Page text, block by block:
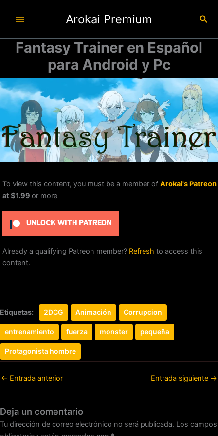
Arokai Premium
Fantasy Trainer en Español
para Android y Pc
To view this content, you must be a member of Arokai's Patreon
at $1.99 or more
UNLOCK WITH PATREON
Already a qualifying Patreon member? Refresh to access this
content.
Etiquetas: 2DCG Animación Corrupcion
entrenamiento fuerza monster pequeña
Protagonista hombre
← Entrada anterior Entrada siguiente →
Deja un comentario
Tu dirección de correo electrónico no será publicada. Los campos